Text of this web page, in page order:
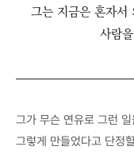
그는 지금은 혼자서
사람
그가 무슨 연유로 그런
그렇게 만들었다고 단정